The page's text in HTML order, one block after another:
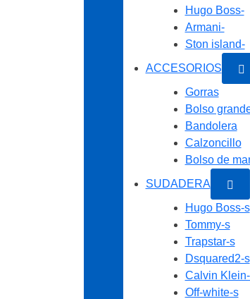
Hugo Boss-
Armani-
Ston island-
ACCESORIOS
Gorras
Bolso
Bandolera
Calzoncillo
Bolso de
SUDADERA
Hugo Boss-s
Tommy-s
Trapstar-s
Dsquared2-s
Calvin
Off-white-s